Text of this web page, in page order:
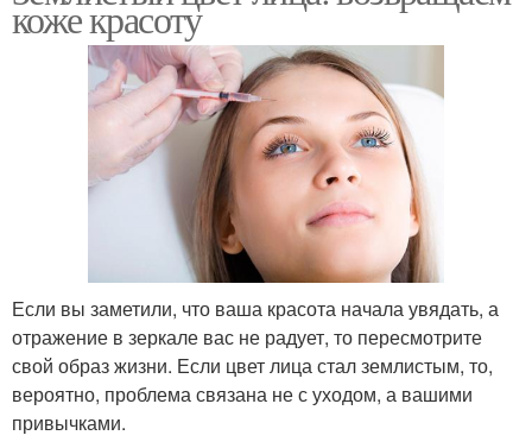
коже красоту
Если вы заметили, что ваша красота начала увядать, а
отражение в зеркале вас не радует, то пересмотрите
свой образ жизни. Если цвет лица стал землистым, то,
вероятно, проблема связана не с уходом, а вашими
привычками.